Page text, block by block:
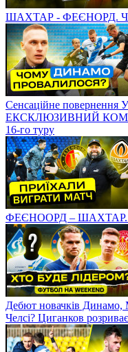
ШАХТАР - ФЕЄНОРД.
Сенсаційне повернення
ЕКСКЛЮЗИВНИЙ
16-го туру
ФЕЄНООРД – ШАХТАР. Чи
Дебют новачків Динамо,
Челсі? Циганков